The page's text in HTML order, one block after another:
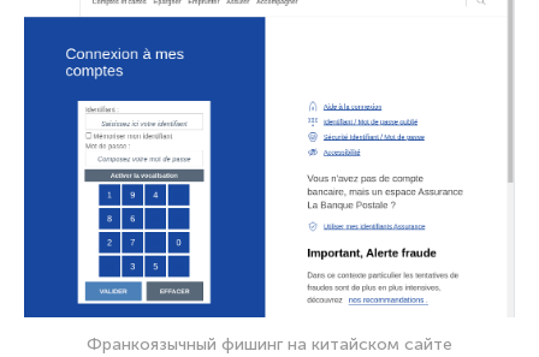
Франкоязычный фишинг на китайском сайте